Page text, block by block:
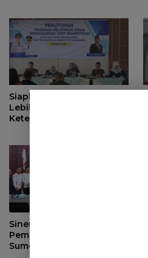
Siapkan Masa Depan yang
Lebih Baik, BPJS
Ketenagakerjaan Tutup
Sinergi dengan
Pemerintah Desa, DPRD
Sumedang Fokus Awasi